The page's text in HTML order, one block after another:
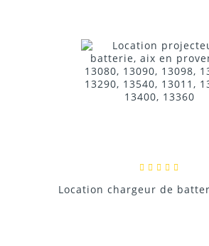
Location chargeur de